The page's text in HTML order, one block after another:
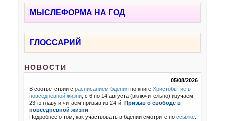
МЫСЛЕФОРМА НА ГОД
ГЛОССАРИЙ
НОВОСТИ
05/08/2026
В соответствии срасписанием бдения по книгеХристобытие в
повседневной жизни , с 6 по 14 августа (включительно) изучаем
23-ю главу и читаем призыв из 24-й: Призыв о свободе в
повседневной жизни
Подробнее о том, как участвовать в бдении смотрите поссылке